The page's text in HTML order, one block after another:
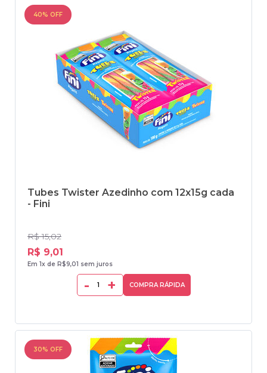
40% OFF
Tubes Twister Azedinho com 12x15g cada
- Fini
R$ 15,02
R$ 9,01
Em 1x de R$9,01 sem juros
- + COMPRA RÁPIDA
30% OFF